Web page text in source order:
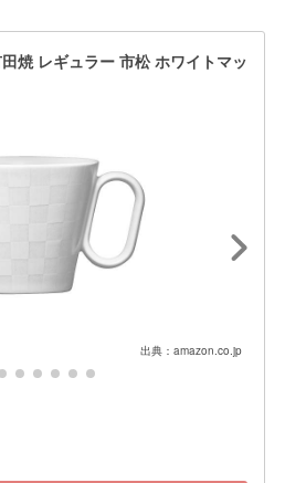
焼 レギュラー 市松 ホワイトマッ
出典：amazon.co.jp